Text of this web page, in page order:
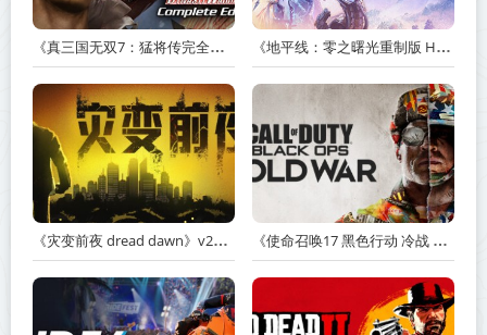
《真三国无双7：猛将传完全版 DYNASTY WARRIORS 7: Xtreme Legends Complete Edition》Build.3602035-免安装中文版【PC/手机双端】丨中文版 《地平线：零之曙光重制版 Horizon Zero Dawn Remastered》v1.5.89.0-送修改器丨中文版网盘下载
《灾变前夜 dread dawn》v20260530-免安装中文版丨中文版网盘下载 《使命召唤17 黑色行动 冷战 Call of Duty: Black Ops Cold War》v1.34.1.15931218-全DLC+送修改器丨中文版网盘下载